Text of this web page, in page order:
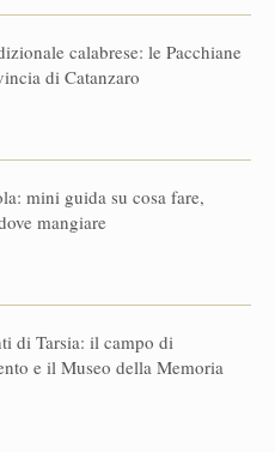
calabrese: le Pacchiane
di Catanzaro
mini guida su cosa fare,
mangiare
di Tarsia: il campo di
e il Museo della Memoria